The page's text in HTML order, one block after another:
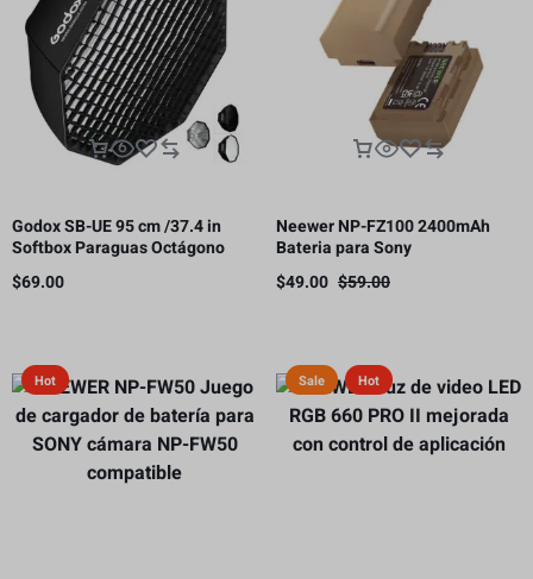
Godox SB-UE 95 cm /37.4 in
Softbox Paraguas Octágono
Bowens Mount, con rejilla de
panal
$69.00
Neewer NP-FZ100 2400mAh
Bateria para Sony
$59.00
$49.00
Hot Sale Hot